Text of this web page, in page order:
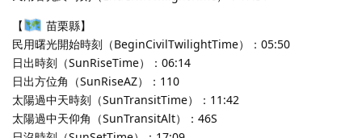
【
苗栗縣】
民用曙光開始時刻（BeginCivilTwilightTime）：05:50
日出時刻（SunRiseTime）：06:14
日出方位角（SunRiseAZ）：110
太陽過中天時刻（SunTransitTime）：11:42
太陽過中天仰角（SunTransitAlt）：46S